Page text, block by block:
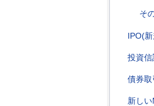
そ
IPO(
投資信
債券取
新し